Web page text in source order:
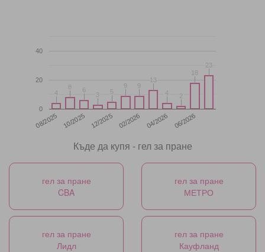
08/2025 10/2025 12/2025 02/2026 04/2026 06/2026
0
20
40
44
88 66
33 55
99 99
1313
44 22
1818
23
23
Къде да купя - гел за пране
гел за пране
CBA
гел за пране
МЕТРО
гел за пране
Лидл
гел за пране
Кауфланд